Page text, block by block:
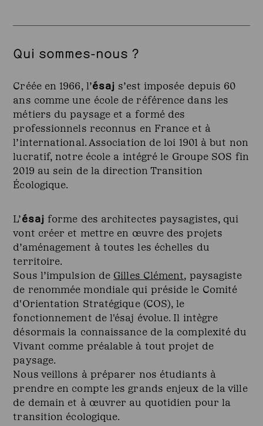
Qui sommes-nous ?
Créée en 1966, l’ésaj s’est imposée depuis 60
ans comme une école de référence dans les
métiers du paysage et a formé des
professionnels reconnus en France et à
l’international. Association de loi 1901 à but non
lucratif, notre école a intégré le Groupe SOS fin
2019 au sein de la direction Transition
Écologique.
L’ésaj forme des architectes paysagistes, qui
vont créer et mettre en œuvre des projets
d’aménagement à toutes les échelles du
territoire.
Sous l’impulsion de Gilles Clément, paysagiste
de renommée mondiale qui préside le Comité
d'Orientation Stratégique (COS), le
fonctionnement de l'ésaj évolue. Il intègre
désormais la connaissance de la complexité du
Vivant comme préalable à tout projet de
paysage.
Nous veillons à préparer nos étudiants à
prendre en compte les grands enjeux de la ville
de demain et à œuvrer au quotidien pour la
transition écologique.